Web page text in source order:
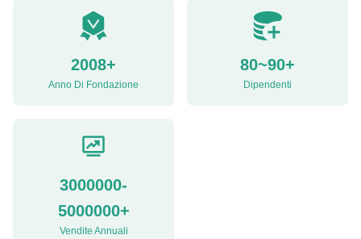
2008+
Anno Di Fondazione
80~90+
Dipendenti
3000000-
5000000+
Vendite Annuali